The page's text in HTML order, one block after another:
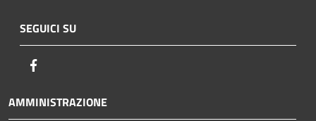
SEGUICI SU
AMMINISTRAZIONE